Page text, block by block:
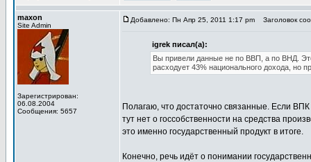
maxon
Site Admin
Зарегистрирован:
06.08.2004
Сообщения: 5657
Добавлено: Пн Апр 25, 2011 1:17 pm Заголовок
igrek писал(а):
Вы привели данные не по ВВП, а по ВНД.
расходует 43% национального дохода, но
Полагаю, что достаточно связанные. Если
тут нет о госсобственности на средства
это именно государственный продукт в итоге.
Конечно, речь идёт о понимании